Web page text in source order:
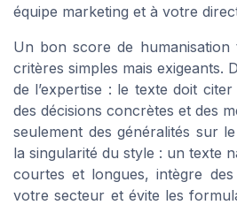
équipe marketing et à votre
Un bon score de
critères simples mais exigeants.
de l’expertise : le texte doit
des décisions concrètes et des
seulement des généralités sur
la singularité du style : un texte
courtes et longues, intègre
votre secteur et évite les